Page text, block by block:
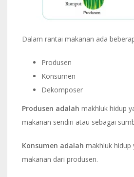
Dalam rantai makanan ada
Produsen
Konsumen
Dekomposer
Produsen adalah makhluk hidup
makanan sendiri atau sebagai
Konsumen adalah makhluk hidup
makanan dari produsen.